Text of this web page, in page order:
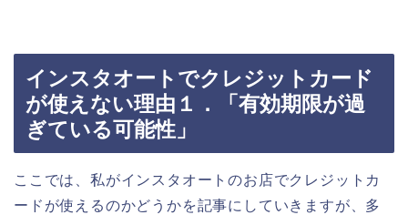
インスタオートでクレジットカード
が使えない理由１．「有効期限が過
ぎている可能性」
ここでは、私がインスタオートのお店でクレジットカ
ードが使えるのかどうかを記事にしていきますが、多